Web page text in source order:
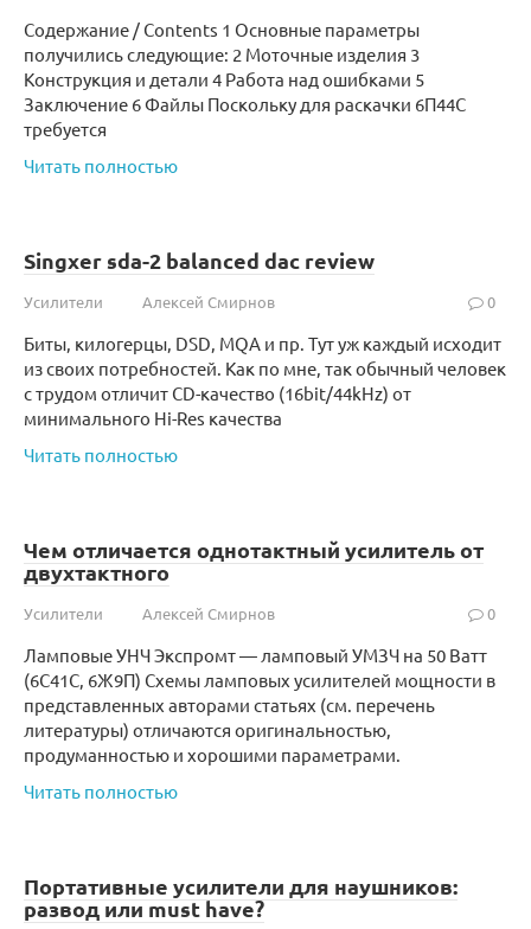
Содержание / Contents 1 Основные параметры
получились следующие: 2 Моточные изделия 3
Конструкция и детали 4 Работа над ошибками 5
Заключение 6 Файлы Поскольку для раскачки 6П44С
требуется
Читать полностью
Singxer sda-2 balanced dac review
Усилители Алексей Смирнов 0
Биты, килогерцы, DSD, MQA и пр. Тут уж каждый исходит
из своих потребностей. Как по мне, так обычный человек
с трудом отличит CD-качество (16bit/44kHz) от
минимального Hi-Res качества
Читать полностью
Чем отличается однотактный усилитель от
двухтактного
Усилители Алексей Смирнов 0
Ламповые УНЧ Экспромт — ламповый УМЗЧ на 50 Ватт
(6С41С, 6Ж9П) Схемы ламповых усилителей мощности в
представленных авторами статьях (см. перечень
литературы) отличаются оригинальностью,
продуманностью и хорошими параметрами.
Читать полностью
Портативные усилители для наушников:
развод или must have?